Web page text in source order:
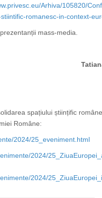
Arhiva/105820/
romanesc-in-context-
mass-media.
spațiului științific
Române:
2024/25_eveniment.html
2024/
2024/